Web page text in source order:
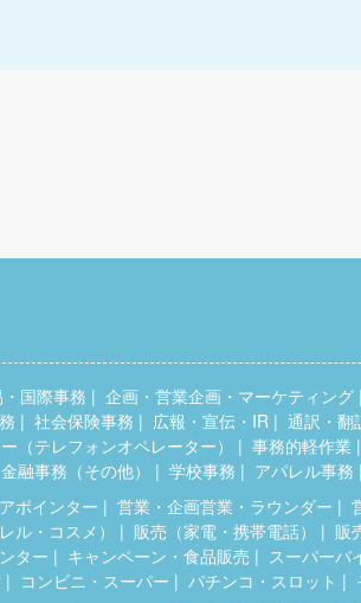
国際事務
企画・営業企画・マーケティング
社会保険事務 広報・宣伝・IR
通訳・翻
（テレフォンオペレーター）
事務的軽作業
金融事務（その他） 学校事務 アパレル事務
ポインター 営業・企画営業・ラウンダー
ル・コスメ）
販売（家電・携帯電話）
販
ター
キャンペーン・食品販売
スーパーバ
コンビニ・スーパー パチンコ・スロット